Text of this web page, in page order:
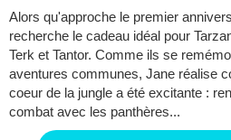
Alors qu'approche le premier
recherche le cadeau idéal pour
Terk et Tantor. Comme ils se
aventures communes, Jane réalise
coeur de la jungle a été excitante :
combat avec les panthères...